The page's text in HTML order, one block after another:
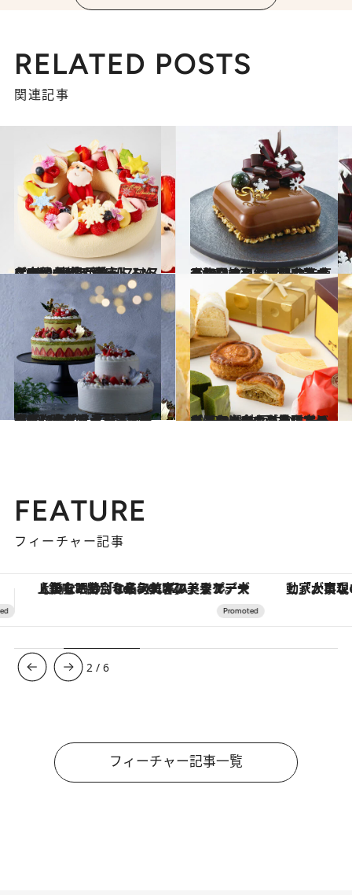
RELATED POSTS
関連記事
2025.9.25
〈10/1予約スタート！〉【帝国ホテル 東京】みんなで仕上げる“リース”や、表情が愛らしいトナカイの1名用クリスマスケーキも
グルメ 2025.9.23
〈10/1クリスマスケーキ予約開始〉 【オークラ東京】ウイスキー樽で熟成したコーヒー風味のスペシャリテや毎年即完売の人気ショートケーキも
グルメ
2025.9.24
〈10/1予約スタート！〉香ばしいピスタチオクリームに丸ごとイチゴがずらり…時を超えて愛される【ウェスティンホテル東京】のクリスマスケーキ！
グルメ 2025.9.16
【ユーハイム】多彩なバウムクーヘンがよりどりみどり！ 神戸牛のミートパイやハロウィン限定のビスケットも必見。ここだけで出合える絶品アイテム10選
グルメ
FEATURE
フィーチャー記事
「大事なのは地域の意識を変えること」。ロレックス賞受賞の自然保護活動家が実現させたナイジェリアの自然環境の復活 ヴァシュロン・コンスタンタ
3 /6
フィーチャー記事一覧